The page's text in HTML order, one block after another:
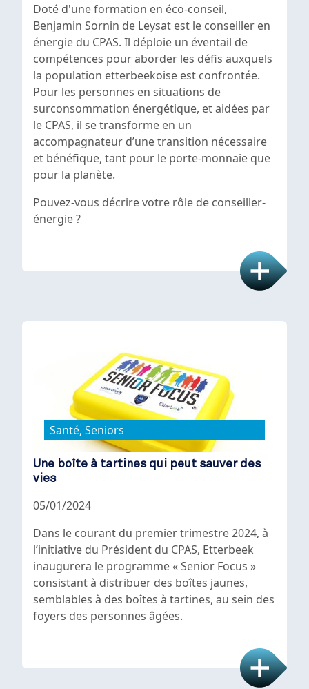
Doté d'une formation en éco-conseil,
Benjamin Sornin de Leysat est le conseiller en
énergie du CPAS. Il déploie un éventail de
compétences pour aborder les défis auxquels
la population etterbeekoise est confrontée.
Pour les personnes en situations de
surconsommation énergétique, et aidées par
le CPAS, il se transforme en un
accompagnateur d’une transition nécessaire
et bénéfique, tant pour le porte-monnaie que
pour la planète.
Pouvez-vous décrire votre rôle de conseiller-
énergie ?
Santé, Seniors
Une boîte à tartines qui peut sauver des
vies
05/01/2024
Dans le courant du premier trimestre 2024, à
l’initiative du Président du CPAS, Etterbeek
inaugurera le programme « Senior Focus »
consistant à distribuer des boîtes jaunes,
semblables à des boîtes à tartines, au sein des
foyers des personnes âgées.